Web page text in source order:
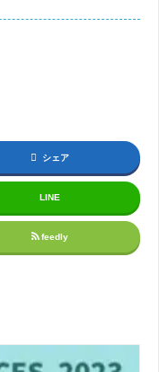
シェア
LINE
feedly